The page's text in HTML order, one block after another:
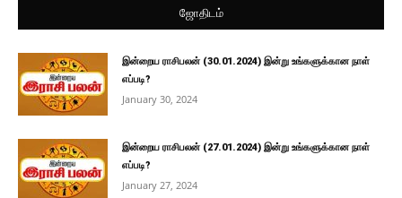
ஜோதிடம்
இன்றைய ராசிபலன் (30.01.2024) இன்று உங்களுக்கான நாள்
எப்படி?
January 30, 2024
இன்றைய ராசிபலன் (27.01.2024) இன்று உங்களுக்கான நாள்
எப்படி?
January 27, 2024